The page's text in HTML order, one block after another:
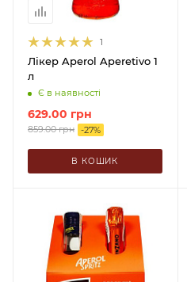
1
Лікер Aperol Aperetivo 1
л
Є в наявності
629.00 грн
859.00грн -27%
В КОШИК